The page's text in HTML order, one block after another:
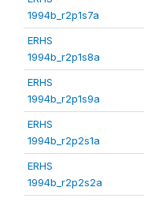
1994b_r2p1s7a
ERHS
1994b_r2p1s8a
ERHS
1994b_r2p1s9a
ERHS
1994b_r2p2s1a
ERHS
1994b_r2p2s2a